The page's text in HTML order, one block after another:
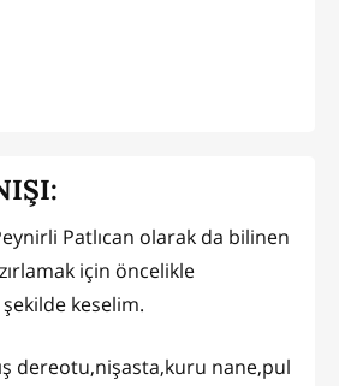
Patlıcan olarak da bilinen
için öncelikle
keselim.
dereotu,nişasta,kuru nane,pul